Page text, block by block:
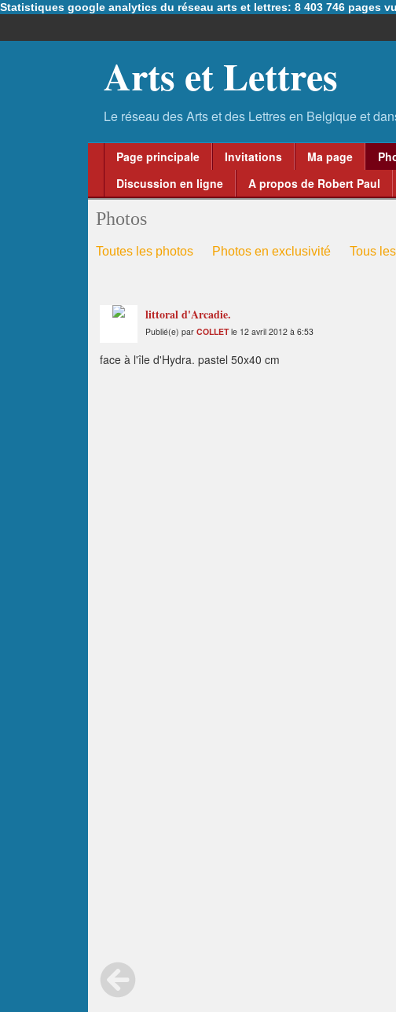
Statistiques google analytics du réseau arts et lettres: 8 403 746 pages
Arts et Lettres
Page principale Invitations Ma page
Discussion en ligne
A propos de Robert Paul
Photos
Toutes les photos Photos en exclusivité Tous
littoral d'Arcadie.
Publié(e) par COLLETle 12 avril 2012 à 6:53
face à l'île d'Hydra. pastel 50x40 cm